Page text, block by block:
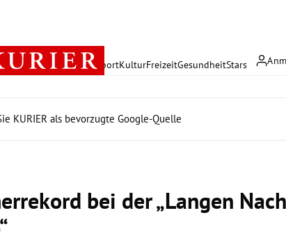
PolitikWirtschaft SportKulturFreizeitGesundheitStars
KURIER als bevorzugte Google-Quelle
bei der „Langen